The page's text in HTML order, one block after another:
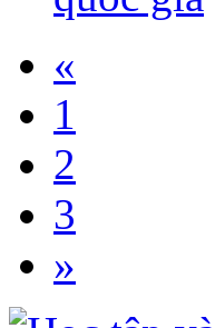
«
1
2
3
»